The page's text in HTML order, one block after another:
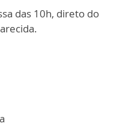
das 10h, direto do